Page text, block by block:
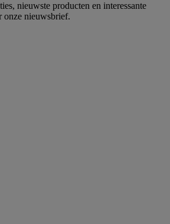
nieuwste producten en interessante
nieuwsbrief.